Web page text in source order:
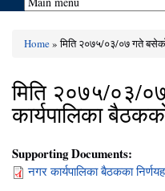
Home» मिति २०७५/०३/०७ गते
मिति २०७५/०३/
कार्यपालिका
Supporting Documents:
नगर कार्यपालिका बैठकका